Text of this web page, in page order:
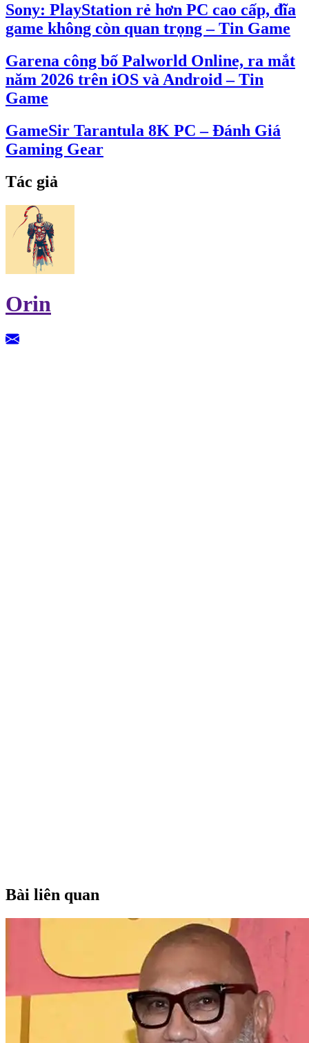
Sony: PlayStation rẻ hơn PC cao cấp, đĩa
game không còn quan trọng – Tin Game
Garena công bố Palworld Online, ra mắt
năm 2026 trên iOS và Android – Tin
Game
GameSir Tarantula 8K PC – Đánh Giá
Gaming Gear
Tác giả
Orin
Bài liên quan